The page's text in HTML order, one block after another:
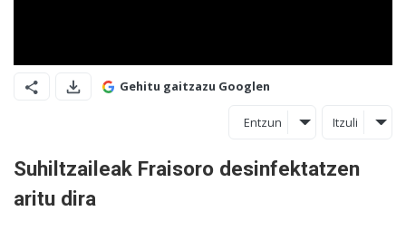
Gehitu gaitzazu Googlen
Entzun Itzuli
Suhiltzaileak Fraisoro desinfektatzen
aritu dira